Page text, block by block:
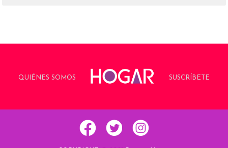
QUIÉNES SOMOS SUSCRÍBETE